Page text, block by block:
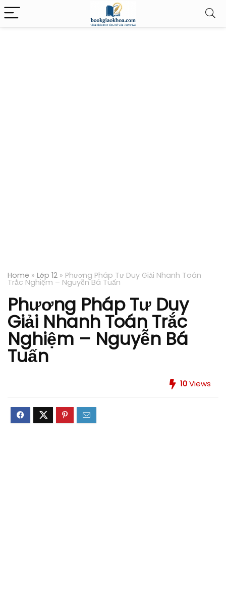
Home » Lớp 12 » Phương Pháp Tư Duy Giải Nhanh Toán
Trắc Nghiệm – Nguyễn Bá Tuấn
Phương Pháp Tư Duy
Giải Nhanh Toán Trắc
Nghiệm – Nguyễn Bá
Tuấn
10Views